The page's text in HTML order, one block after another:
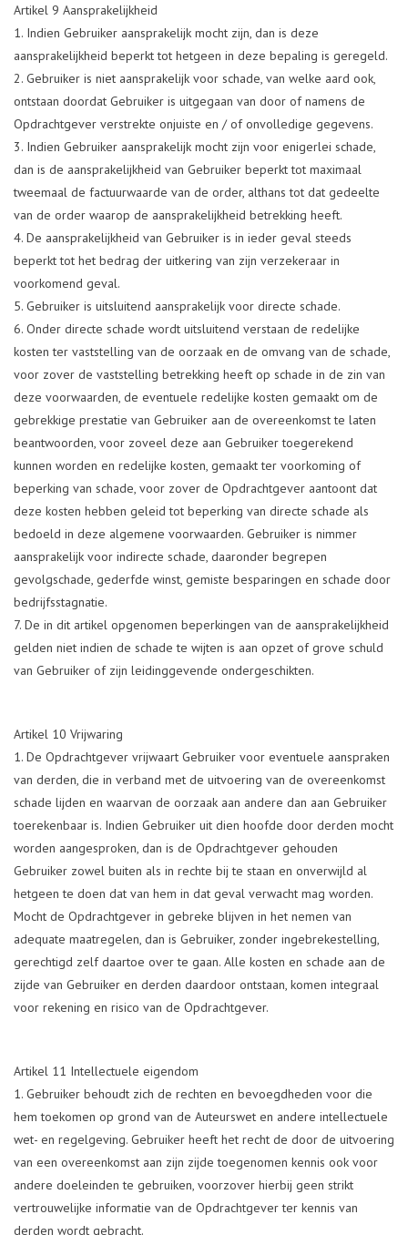
Artikel 9 Aansprakelijkheid
Indien Gebruiker aansprakelijk mocht zijn, dan is deze
aansprakelijkheid beperkt tot hetgeen in deze bepaling is geregeld.
Gebruiker is niet aansprakelijk voor schade, van welke aard ook,
ontstaan doordat Gebruiker is uitgegaan van door of namens de
Opdrachtgever verstrekte onjuiste en / of onvolledige gegevens.
Indien Gebruiker aansprakelijk mocht zijn voor enigerlei schade,
dan is de aansprakelijkheid van Gebruiker beperkt tot maximaal
tweemaal de factuurwaarde van de order, althans tot dat gedeelte
van de order waarop de aansprakelijkheid betrekking heeft.
De aansprakelijkheid van Gebruiker is in ieder geval steeds
beperkt tot het bedrag der uitkering van zijn verzekeraar in
voorkomend geval.
Gebruiker is uitsluitend aansprakelijk voor directe schade.
Onder directe schade wordt uitsluitend verstaan de redelijke
kosten ter vaststelling van de oorzaak en de omvang van de schade,
voor zover de vaststelling betrekking heeft op schade in de zin van
deze voorwaarden, de eventuele redelijke kosten gemaakt om de
gebrekkige prestatie van Gebruiker aan de overeenkomst te laten
beantwoorden, voor zoveel deze aan Gebruiker toegerekend
kunnen worden en redelijke kosten, gemaakt ter voorkoming of
beperking van schade, voor zover de Opdrachtgever aantoont dat
deze kosten hebben geleid tot beperking van directe schade als
bedoeld in deze algemene voorwaarden. Gebruiker is nimmer
aansprakelijk voor indirecte schade, daaronder begrepen
gevolgschade, gederfde winst, gemiste besparingen en schade door
bedrijfsstagnatie.
De in dit artikel opgenomen beperkingen van de aansprakelijkheid
gelden niet indien de schade te wijten is aan opzet of grove schuld
van Gebruiker of zijn leidinggevende ondergeschikten.
Artikel 10 Vrijwaring
De Opdrachtgever vrijwaart Gebruiker voor eventuele aanspraken
van derden, die in verband met de uitvoering van de overeenkomst
schade lijden en waarvan de oorzaak aan andere dan aan Gebruiker
toerekenbaar is. Indien Gebruiker uit dien hoofde door derden mocht
worden aangesproken, dan is de Opdrachtgever gehouden
Gebruiker zowel buiten als in rechte bij te staan en onverwijld al
hetgeen te doen dat van hem in dat geval verwacht mag worden.
Mocht de Opdrachtgever in gebreke blijven in het nemen van
adequate maatregelen, dan is Gebruiker, zonder ingebrekestelling,
gerechtigd zelf daartoe over te gaan. Alle kosten en schade aan de
zijde van Gebruiker en derden daardoor ontstaan, komen integraal
voor rekening en risico van de Opdrachtgever.
Artikel 11 Intellectuele eigendom
Gebruiker behoudt zich de rechten en bevoegdheden voor die
hem toekomen op grond van de Auteurswet en andere intellectuele
wet- en regelgeving. Gebruiker heeft het recht de door de uitvoering
van een overeenkomst aan zijn zijde toegenomen kennis ook voor
andere doeleinden te gebruiken, voorzover hierbij geen strikt
vertrouwelijke informatie van de Opdrachtgever ter kennis van
derden wordt gebracht.